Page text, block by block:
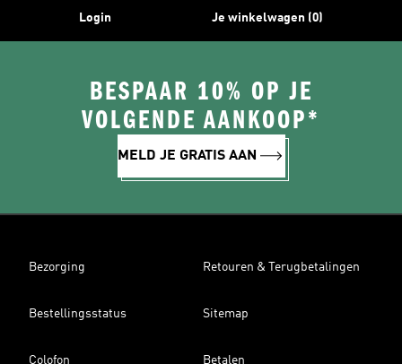
Login Je winkelwagen (0)
BESPAAR 10% OP JE
VOLGENDE AANKOOP*
MELD JE GRATIS AAN
Bezorging Retouren & Terugbetalingen
Bestellingsstatus Sitemap
Colofon Betalen